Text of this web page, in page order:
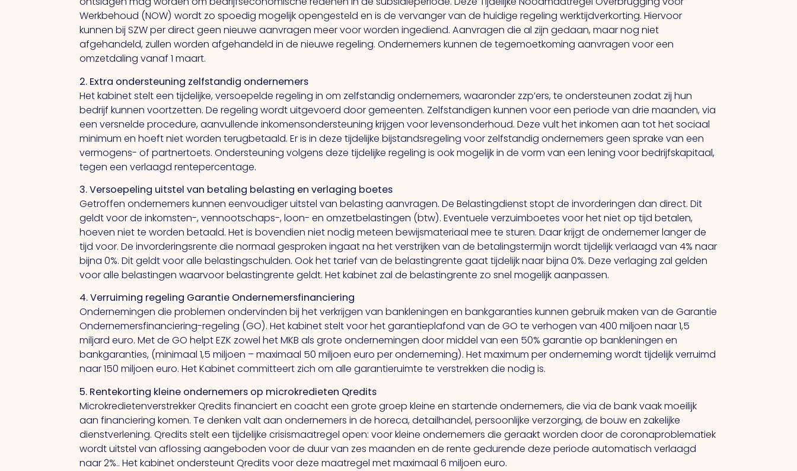
Werkbehoud (NOW) wordt zo spoedig mogelijk opengesteld en is de vervanger van de huidige regeling werktijdverkorting. Hiervoor
kunnen bij SZW per direct geen nieuwe aanvragen meer voor worden ingediend. Aanvragen die al zijn gedaan, maar nog niet
afgehandeld, zullen worden afgehandeld in de nieuwe regeling. Ondernemers kunnen de tegemoetkoming aanvragen voor een
omzetdaling vanaf 1 maart.
2. Extra ondersteuning zelfstandig ondernemers
Het kabinet stelt een tijdelijke, versoepelde regeling in om zelfstandig ondernemers, waaronder zzp’ers, te ondersteunen zodat zij hun
bedrijf kunnen voortzetten. De regeling wordt uitgevoerd door gemeenten. Zelfstandigen kunnen voor een periode van drie maanden, via
een versnelde procedure, aanvullende inkomensondersteuning krijgen voor levensonderhoud. Deze vult het inkomen aan tot het sociaal
minimum en hoeft niet worden terugbetaald. Er is in deze tijdelijke bijstandsregeling voor zelfstandig ondernemers geen sprake van een
vermogens- of partnertoets. Ondersteuning volgens deze tijdelijke regeling is ook mogelijk in de vorm van een lening voor bedrijfskapitaal,
tegen een verlaagd rentepercentage.
3. Versoepeling uitstel van betaling belasting en verlaging boetes
Getroffen ondernemers kunnen eenvoudiger uitstel van belasting aanvragen. De Belastingdienst stopt de invorderingen dan direct. Dit
geldt voor de inkomsten-, vennootschaps-, loon- en omzetbelastingen (btw). Eventuele verzuimboetes voor het niet op tijd betalen,
hoeven niet te worden betaald. Het is bovendien niet nodig meteen bewijsmateriaal mee te sturen. Daar krijgt de ondernemer langer de
tijd voor. De invorderingsrente die normaal gesproken ingaat na het verstrijken van de betalingstermijn wordt tijdelijk verlaagd van 4% naar
bijna 0%. Dit geldt voor alle belastingschulden. Ook het tarief van de belastingrente gaat tijdelijk naar bijna 0%. Deze verlaging zal gelden
voor alle belastingen waarvoor belastingrente geldt. Het kabinet zal de belastingrente zo snel mogelijk aanpassen.
4. Verruiming regeling Garantie Ondernemersfinanciering
Ondernemingen die problemen ondervinden bij het verkrijgen van bankleningen en bankgaranties kunnen gebruik maken van de Garantie
Ondernemersfinanciering-regeling (GO). Het kabinet stelt voor het garantieplafond van de GO te verhogen van 400 miljoen naar 1,5
miljard euro. Met de GO helpt EZK zowel het MKB als grote ondernemingen door middel van een 50% garantie op bankleningen en
bankgaranties, (minimaal 1,5 miljoen – maximaal 50 miljoen euro per onderneming). Het maximum per onderneming wordt tijdelijk verruimd
naar 150 miljoen euro. Het Kabinet committeert zich om alle garantieruimte te verstrekken die nodig is.
5. Rentekorting kleine ondernemers op microkredieten Qredits
Microkredietenverstrekker Qredits financiert en coacht een grote groep kleine en startende ondernemers, die via de bank vaak moeilijk
aan financiering komen. Te denken valt aan ondernemers in de horeca, detailhandel, persoonlijke verzorging, de bouw en zakelijke
dienstverlening. Qredits stelt een tijdelijke crisismaatregel open: voor kleine ondernemers die geraakt worden door de coronaproblematiek
wordt uitstel van aflossing aangeboden voor de duur van zes maanden en de rente gedurende deze periode automatisch verlaagd
naar 2%.. Het kabinet ondersteunt Qredits voor deze maatregel met maximaal 6 miljoen euro.